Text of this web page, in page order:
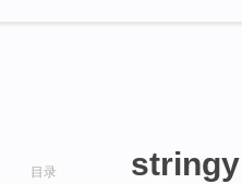
目录 stringy